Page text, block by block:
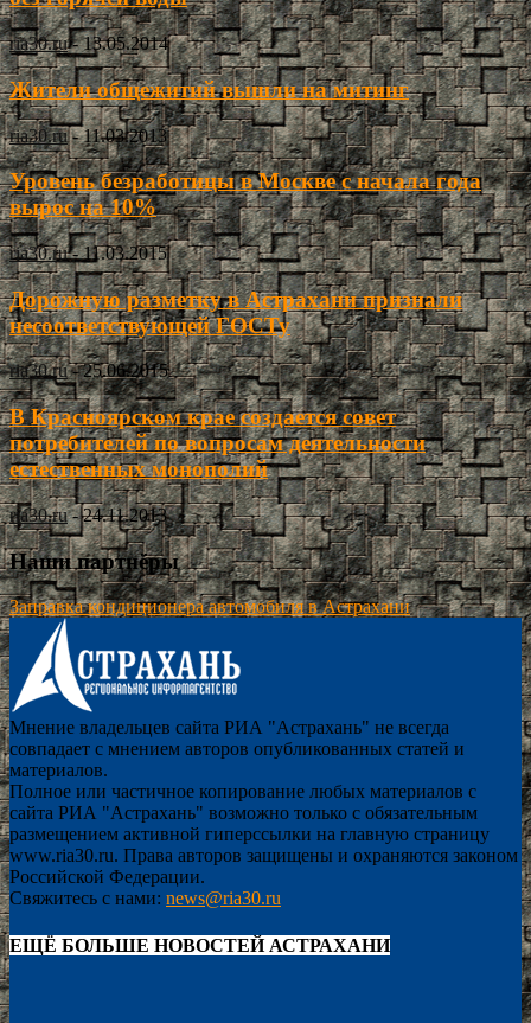
ria30.ru - 13.05.2014
Жители общежитий вышли на митинг
ria30.ru - 11.03.2013
Уровень безработицы в Москве с начала года
вырос на 10%
ria30.ru - 11.03.2015
Дорожную разметку в Астрахани признали
несоответствующей ГОСТу
ria30.ru - 25.06.2015
В Красноярском крае создается совет
потребителей по вопросам деятельности
естественных монополий
ria30.ru - 24.11.2013
Наши партнёры
Заправка кондиционера автомобиля в Астрахани
Мнение владельцев сайта РИА "Астрахань" не всегда
совпадает с мнением авторов опубликованных статей и
материалов.
Полное или частичное копирование любых материалов с
сайта РИА "Астрахань" возможно только с обязательным
размещением активной гиперссылки на главную страницу
www.ria30.ru. Права авторов защищены и охраняются законом
Российской Федерации.
Свяжитесь с нами: news@ria30.ru
ЕЩЁ БОЛЬШЕ НОВОСТЕЙ АСТРАХАНИ